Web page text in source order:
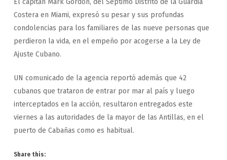
El capitán Mark Gordon, del Séptimo Distrito de la Guardia
Costera en Miami, expresó su pesar y sus profundas
condolencias para los familiares de las nueve personas que
perdieron la vida, en el empeño por acogerse a la Ley de
Ajuste Cubano.
UN comunicado de la agencia reportó además que 42
cubanos que trataron de entrar por mar al país y luego
interceptados en la acción, resultaron entregados este
viernes a las autoridades de la mayor de las Antillas, en el
puerto de Cabañas como es habitual.
Share this: